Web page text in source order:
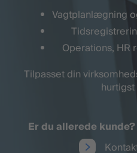
Vagtplanlægning
Operations, HR
Tilpasset din
Er du allerede kunde?